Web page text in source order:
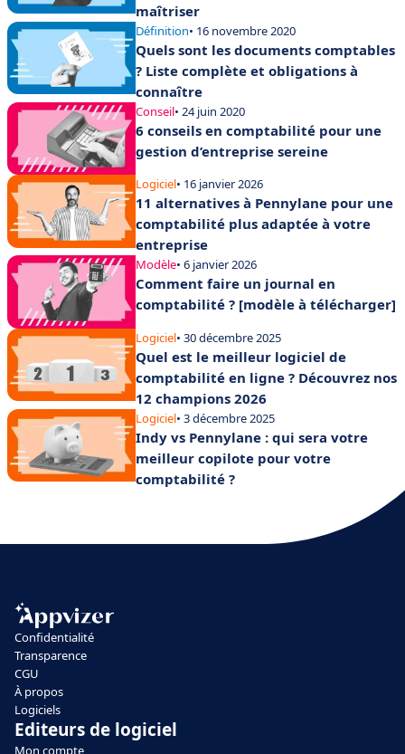
maîtriser
Définition• 16 novembre 2020
Quels sont les documents comptables
? Liste complète et obligations à
connaître
Conseil• 24 juin 2020
6 conseils en comptabilité pour une
gestion d’entreprise sereine
Logiciel• 16 janvier 2026
11 alternatives à Pennylane pour une
comptabilité plus adaptée à votre
entreprise
Modèle• 6 janvier 2026
Comment faire un journal en
comptabilité ? [modèle à télécharger]
Logiciel• 30 décembre 2025
Quel est le meilleur logiciel de
comptabilité en ligne ? Découvrez nos
12 champions 2026
Logiciel• 3 décembre 2025
Indy vs Pennylane : qui sera votre
meilleur copilote pour votre
comptabilité ?
Confidentialité
Transparence
CGU
À propos
Logiciels
Editeurs de logiciel
Mon compte